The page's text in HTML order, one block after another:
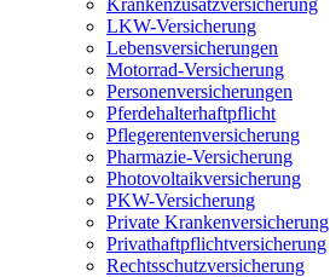
Krankenzusatzversicherung
LKW-Versicherung
Lebensversicherungen
Motorrad-Versicherung
Personenversicherungen
Pferdehalterhaftpflicht
Pflegerentenversicherung
Pharmazie-Versicherung
Photovoltaikversicherung
PKW-Versicherung
Private Krankenversicherung
Privathaftpflichtversicherung
Rechtsschutzversicherung